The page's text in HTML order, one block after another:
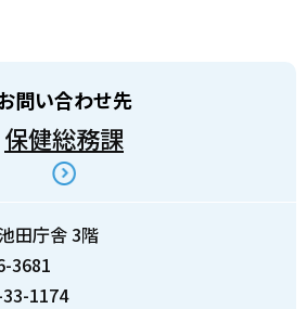
問い合わせ先
保健総務課
田庁舎 3階
3681
1174